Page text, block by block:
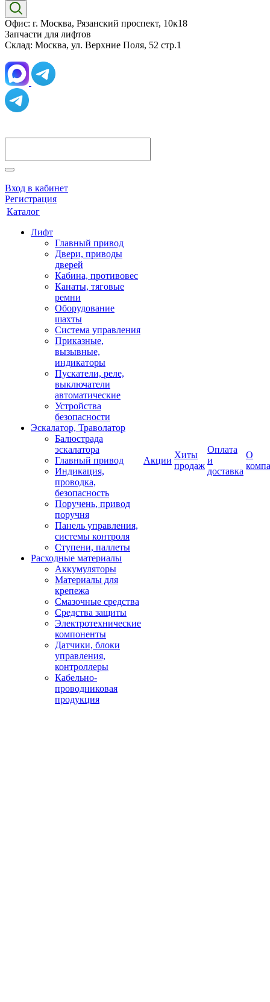
Офис: г. Москва, Рязанский проспект, 10к18
Запчасти для лифтов
Склад: Москва, ул. Верхние Поля, 52 стр.1
Вход в кабинет
Регистрация
Каталог
Лифт
Главный привод
Двери, приводы
дверей
Кабина, противовес
Канаты, тяговые
ремни
Оборудование
шахты
Система управления
Приказные,
вызывные,
индикаторы
Пускатели, реле,
выключатели
автоматические
Устройства
безопасности
Эскалатор, Траволатор
Балюстрада
эскалатора
Главный привод
Индикация,
проводка,
безопасность
Поручень, привод
поручня
Панель управления,
системы контроля
Ступени, паллеты
Расходные материалы
Аккумуляторы
Материалы для
крепежа
Смазочные средства
Средства защиты
Электротехнические
компоненты
Датчики, блоки
управления,
контроллеры
Кабельно-
проводниковая
продукция
Акции
Хиты
продаж
Оплата
и
доставка
О